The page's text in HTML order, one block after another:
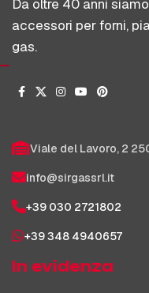
Da oltre 40 anni
accessori per forni,
gas.
Viale del Lavoro, 2
info@sirgassrl.it
+39 030 2721802
+39 348 4940657
In evidenza